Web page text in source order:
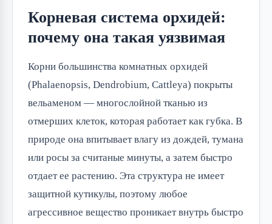
Корневая система орхидей:
почему она такая уязвимая
Корни большинства комнатных орхидей
(Phalaenopsis, Dendrobium, Cattleya) покрыты
вельаменом — многослойной тканью из
отмерших клеток, которая работает как губка. В
природе она впитывает влагу из дождей, тумана
или росы за считаные минуты, а затем быстро
отдает ее растению. Эта структура не имеет
защитной кутикулы, поэтому любое
агрессивное вещество проникает внутрь быстро